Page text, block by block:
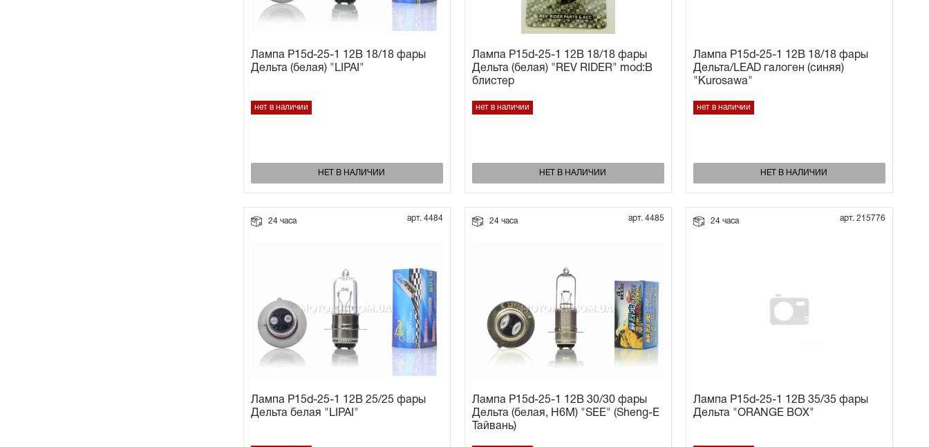
Лампа P15d-25-1 12В 18/18 фары
Дельта (белая) "LIPAI"
нет в наличии
НЕТ В НАЛИЧИИ
Лампа P15d-25-1 12В 18/18 фары
Дельта (белая) "REV RIDER" mod:B
блистер
нет в наличии
НЕТ В НАЛИЧИИ
Лампа P15d-25-1 12В 18/18 фары
Дельта/LEAD галоген (синяя)
"Kurosawa"
нет в наличии
НЕТ В НАЛИЧИИ
24 часа арт. 4484
Лампа P15d-25-1 12В 25/25 фары
Дельта белая "LIPAI"
24 часа арт. 4485
Лампа P15d-25-1 12В 30/30 фары
Дельта (белая, H6M) "SEE" (Sheng-E
Тайвань)
24 часа арт. 215776
Лампа P15d-25-1 12В 35/35 фары
Дельта "ORANGE BOX"